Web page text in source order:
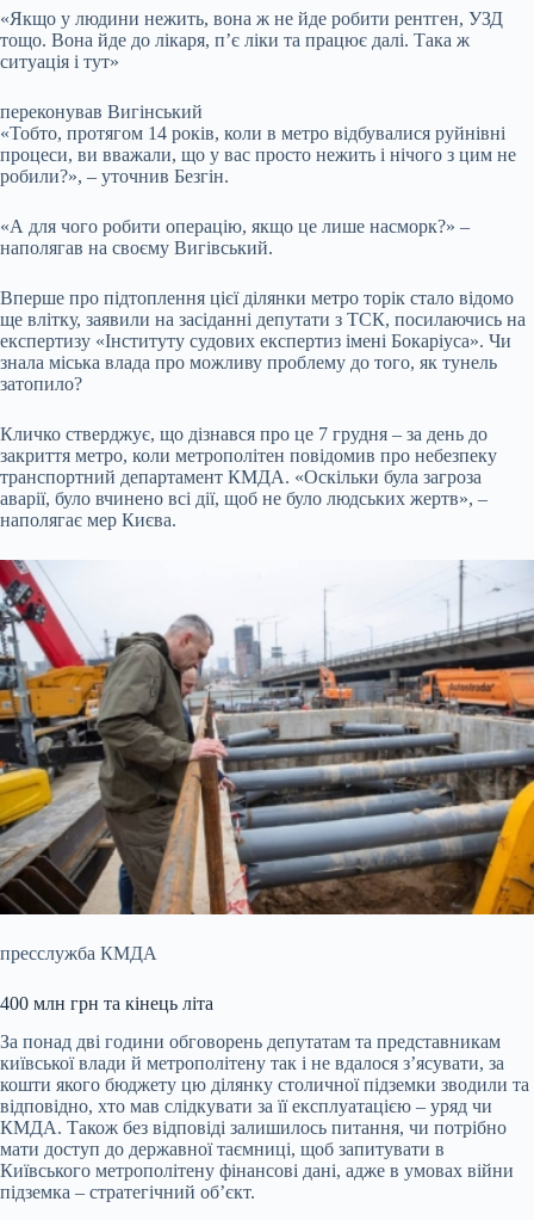
«Якщо у людини нежить, вона ж не йде робити рентген, УЗД
тощо. Вона йде до лікаря, п’є ліки та працює далі. Така ж
ситуація і тут»
переконував Вигінський
«Тобто, протягом 14 років, коли в метро відбувалися руйнівні
процеси, ви вважали, що у вас просто нежить і нічого з цим не
робили?», – уточнив Безгін.
«А для чого робити операцію, якщо це лише насморк?» –
наполягав на своєму Вигівський.
Вперше про підтоплення цієї ділянки метро торік стало відомо
ще влітку, заявили на засіданні депутати з ТСК, посилаючись на
експертизу «Інституту судових експертиз імені Бокаріуса». Чи
знала міська влада про можливу проблему до того, як тунель
затопило?
Кличко стверджує, що дізнався про це 7 грудня – за день до
закриття метро, коли метрополітен повідомив про небезпеку
транспортний департамент КМДА. «Оскільки була загроза
аварії, було вчинено всі дії, щоб не було людських жертв», –
наполягає мер Києва.
пресслужба КМДА
400 млн грн та кінець літа
За понад дві години обговорень депутатам та представникам
київської влади й метрополітену так і не вдалося з’ясувати, за
кошти якого бюджету цю ділянку столичної підземки зводили та
відповідно, хто мав слідкувати за її експлуатацією – уряд чи
КМДА. Також без відповіді залишилось питання, чи потрібно
мати доступ до державної таємниці, щоб запитувати в
Київського метрополітену фінансові дані, адже в умовах війни
підземка – стратегічний об’єкт.